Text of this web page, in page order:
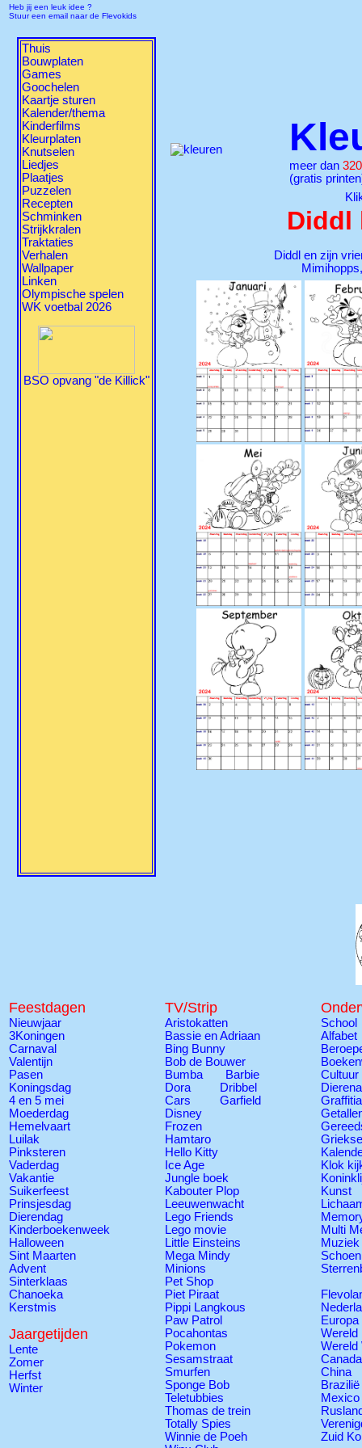
Heb jij een leuk idee ?
Stuur een email naar de Flevokids
Thuis
Bouwplaten
Games
Goochelen
Kaartje sturen
Kalender/thema
Kinderfilms
Kleurplaten
Knutselen
Liedjes
Plaatjes
Puzzelen
Recepten
Schminken
Strijkkralen
Traktaties
Verhalen
Wallpaper
Linken
Olympische spelen
WK voetbal 2026
BSO opvang "de Killick"
meer dan
(gratis
Diddl
Diddl en zijn
Feestdagen
Nieuwjaar
3Koningen
Carnaval
Valentijn
Pasen
Koningsdag
4 en 5 mei
Moederdag
Hemelvaart
Luilak
Pinksteren
Vaderdag
Vakantie
Suikerfeest
Prinsjesdag
Dierendag
Kinderboekenweek
Halloween
Sint Maarten
Advent
Sinterklaas
Chanoeka
Kerstmis
Jaargetijden
Lente
Zomer
Herfst
Winter
TV/Strip
Aristokatten
Bassie en Adriaan
Bing Bunny
Bob de Bouwer
Bumba
Barbie
Dora
Dribbel
Cars
Garfield
Disney
Frozen
Hamtaro
Hello Kitty
Ice Age
Jungle boek
Kabouter Plop
Leeuwenwacht
Lego Friends
Lego movie
Little Einsteins
Mega Mindy
Minions
Pet Shop
Piet Piraat
Pippi Langkous
Paw Patrol
Pocahontas
Pokemon
Sesamstraat
Smurfen
Sponge Bob
Teletubbies
Thomas de trein
Totally Spies
Winnie de Poeh
School
Alfabet
Cultuur
Klok
Kunst
Multi
Muziek
Europa
Wereld
Wereld
Canada
China
Brazilië
Mexico
Zuid